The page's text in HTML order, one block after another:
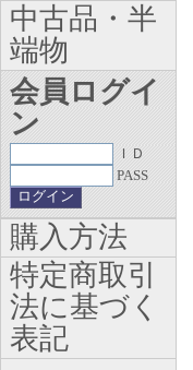
中古品・半
端物
会員ログイ
ン
ＩＤ
PASS
購入方法
特定商取引
法に基づく
表記